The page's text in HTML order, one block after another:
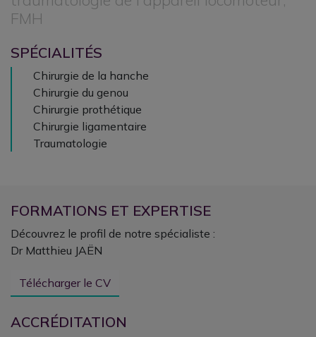
FMH
SPÉCIALITÉS
Chirurgie de la hanche
Chirurgie du genou
Chirurgie prothétique
Chirurgie ligamentaire
Traumatologie
FORMATIONS ET EXPERTISE
Découvrez le profil de notre spécialiste :
Dr Matthieu JAËN
Télécharger le CV
ACCRÉDITATION